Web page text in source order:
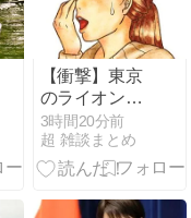
【衝撃】東京
のライオンさ
ん、ふつうに
溶けるｗｗｗ
ｗｗ(※画像あ
3時間20分前
超 雑談まとめ